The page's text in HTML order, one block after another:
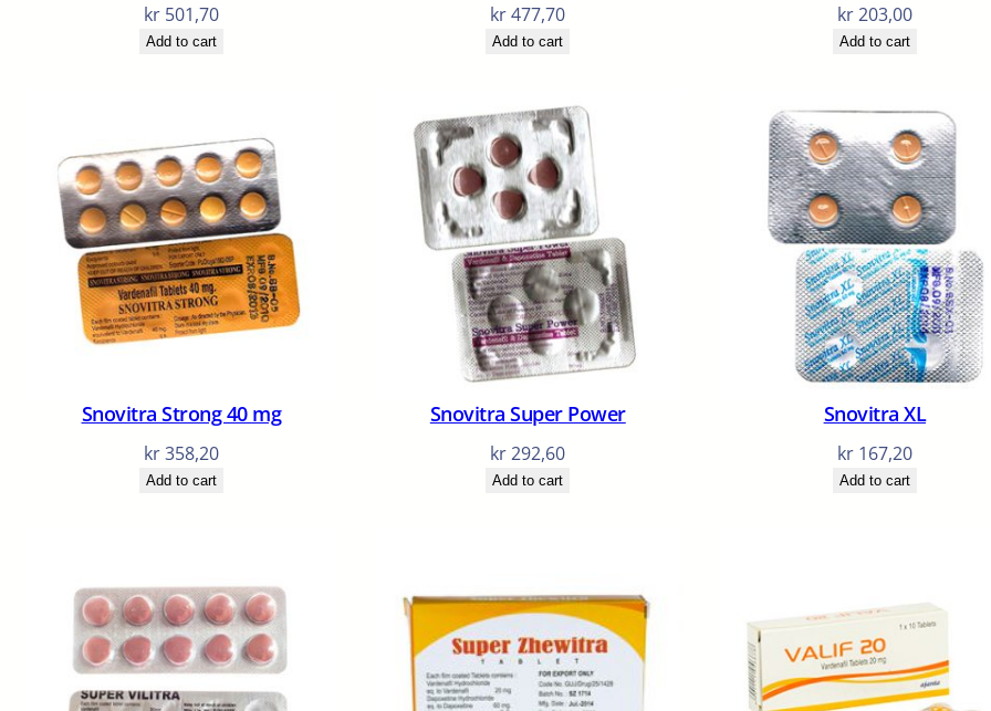
kr501,70
Add to cart
kr477,70
Add to cart
kr203,00
Add to cart
Snovitra Strong 40 mg
kr358,20
Add to cart
Snovitra Super Power
kr292,60
Add to cart
Snovitra XL
kr167,20
Add to cart